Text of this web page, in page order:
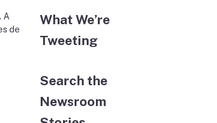
A
de
What We’re
Tweeting
Search the
Newsroom